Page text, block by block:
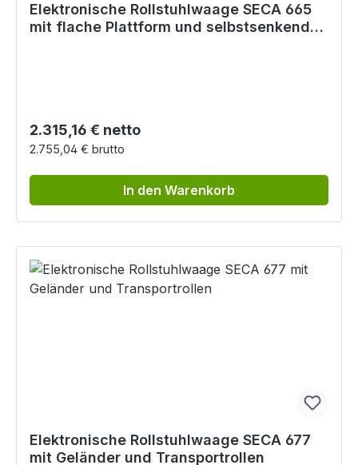
Elektronische Rollstuhlwaage SECA 665
mit flache Plattform und selbstsenkende
Regulärer Preis:
2.315,16 € netto
2.755,04 € brutto
In den Warenkorb
Elektronische Rollstuhlwaage SECA 677
mit Geländer und Transportrollen